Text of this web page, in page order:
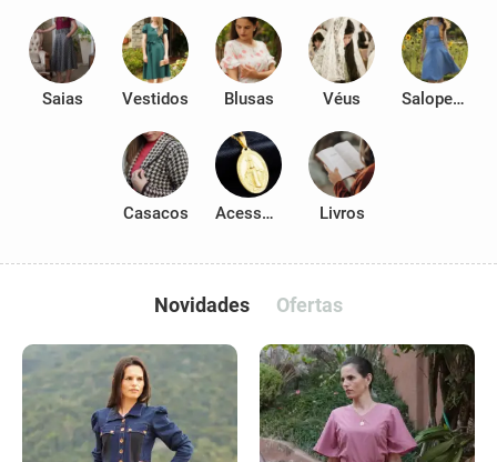
Saias Vestidos Blusas Véus Salopetes
Casacos Acessórios Livros
Novidades Ofertas